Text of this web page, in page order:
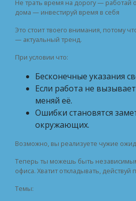
Не трать время на дорогу — работай
дома — инвестируй время в себя
Это стоит твоего внимания, потому
— актуальный тренд.
При условии что:
Бесконечные указания
Если работа не
меняй её.
Ошибки становятся
окружающих.
Возможно, вы реализуете чужие
Теперь ты можешь быть
офиса. Хватит откладывать, действуй
Темы: